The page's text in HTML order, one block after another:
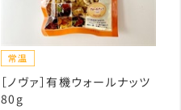
［ノヴァ］有機ウォールナッツ
80g